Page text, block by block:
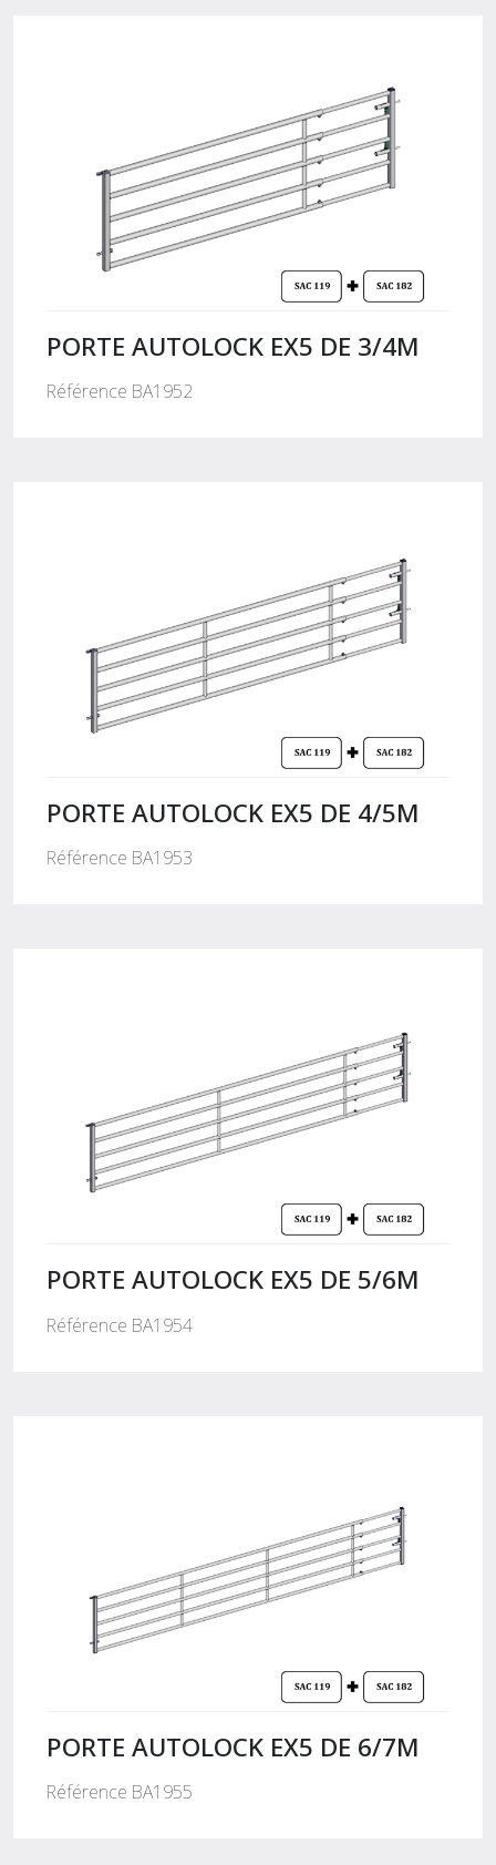
PORTE AUTOLOCK EX5 DE 3/4M
Référence BA1952
PORTE AUTOLOCK EX5 DE 4/5M
Référence BA1953
PORTE AUTOLOCK EX5 DE 5/6M
Référence BA1954
PORTE AUTOLOCK EX5 DE 6/7M
Référence BA1955